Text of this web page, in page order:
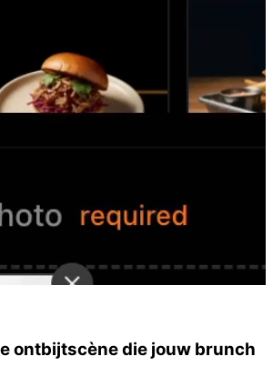
ontbijtscène die jouw brunch